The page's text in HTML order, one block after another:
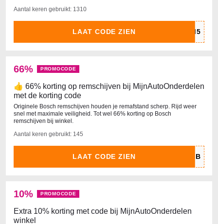
Aantal keren gebruikt: 1310
LAAT CODE ZIEN
66% PROMOCODE
👍 66% korting op remschijven bij MijnAutoOnderdelen
met de korting code
Originele Bosch remschijven houden je remafstand scherp. Rijd weer
snel met maximale veiligheid. Tot wel 66% korting op Bosch
remschijven bij winkel.
Aantal keren gebruikt: 145
LAAT CODE ZIEN
10% PROMOCODE
Extra 10% korting met code bij MijnAutoOnderdelen
winkel